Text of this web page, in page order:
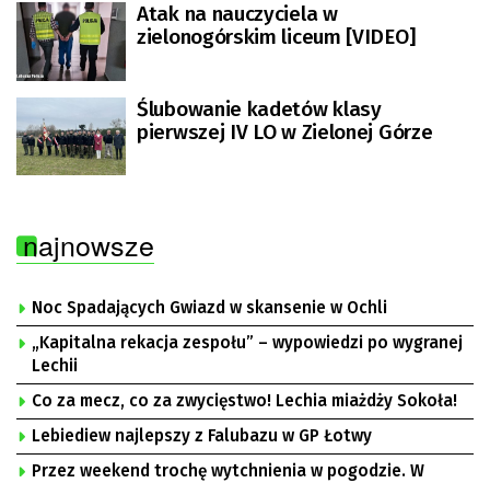
Atak na nauczyciela w
zielonogórskim liceum [VIDEO]
Ślubowanie kadetów klasy
pierwszej IV LO w Zielonej Górze
najnowsze
Noc Spadających Gwiazd w skansenie w Ochli
„Kapitalna rekacja zespołu” – wypowiedzi po wygranej
Lechii
Co za mecz, co za zwycięstwo! Lechia miażdży Sokoła!
Lebiediew najlepszy z Falubazu w GP Łotwy
Przez weekend trochę wytchnienia w pogodzie. W